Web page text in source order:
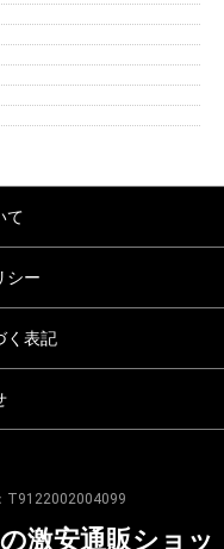
て
シー
く表記
T9122002004099
激安通販ショッ